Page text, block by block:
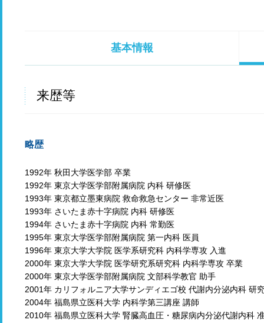
基本情報
来歴等
略歴
1992年 秋田大学医学部 卒業
1992年 東京大学医学部附属病院 内科 研修医
1993年 東京都立墨東病院 救命救急センター 非常近医
1993年 さいたま赤十字病院 内科 研修医
1994年 さいたま赤十字病院 内科 常勤医
1995年 東京大学医学部附属病院 第一内科 医員
1996年 東京大学大学院 医学系研究科 内科学専攻 入進
2000年 東京大学大学院 医学研究系研究科 内科学専攻 卒業
2000年 東京大学医学部附属病院 文部科学教官 助手
2001年 カリフォルニア大学サンディエゴ校 代謝内分泌内科 研
2004年 福島県立医科大学 内科学第三講座 講師
2010年 福島県立医科大学 腎臓高血圧・糖尿病内分泌代謝内科